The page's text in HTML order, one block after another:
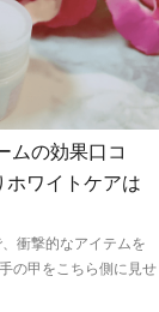
ムの効果口コ
ホワイトケアは
衝撃的なアイテムを
の甲をこちら側に見せ